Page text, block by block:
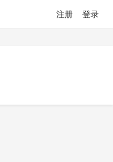
注册 登录